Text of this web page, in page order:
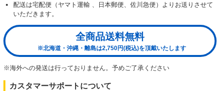
配送は宅配便（ヤマト運輸 、日本郵便、佐川急便）よりお送りさせて
いただきます。
全商品送料無料
※北海道・沖縄・離島は2,750円(税込)を頂戴いたします
※海外への発送は行っておりません。予めご了承ください
カスタマーサポートについて